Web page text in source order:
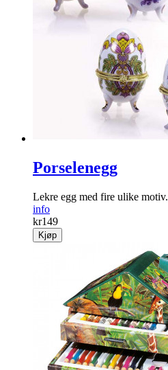
Porselenegg
Lekre egg med fire ulike motiv.
info
kr149
Kjøp